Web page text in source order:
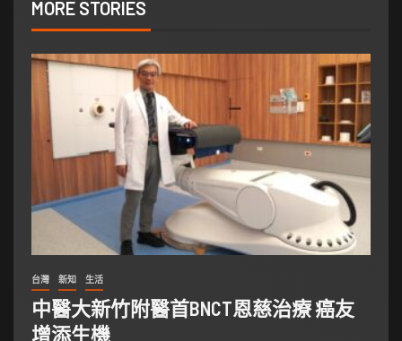
MORE STORIES
台灣 新知 生活
中醫大新竹附醫首BNCT恩慈治療 癌友
增添生機